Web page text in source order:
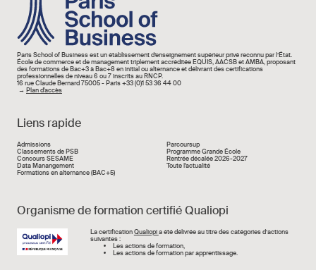
Paris School of Business est un établissement d’enseignement supérieur privé reconnu par l’État.
École de commerce et de management triplement accréditée EQUIS, AACSB et AMBA, proposant
des formations de Bac+3 à Bac+8 en initial ou alternance et délivrant des certifications
professionnelles de niveau 6 ou 7 inscrits au RNCP.
16 rue Claude Bernard 75005 - Paris +33 (0)1 53 36 44 00
→ Plan d'accès
Liens rapide
Liens rapide
Admissions
Classements de PSB
Concours SESAME
Data Manangement
Formations en alternance (BAC+5)
Parcoursup
Programme Grande École
Rentrée décalée 2026-2027
Toute l'actualité
Organisme de formation certifié Qualiopi
Image La certificationQualiopia été délivrée au titre des catégories d’actions
suivantes :
Les actions de formation,
Les actions de formation par apprentissage.